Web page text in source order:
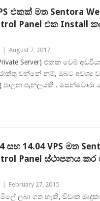
එකක් මත Sentora
Panel එක Install
August 7, 2017
Server) එකක වෙබ්
වන්නේ නම්, ඔබට අවශ්‍ය
පාලන පැනලයකි . සෙන්ටෝරා
සහ 14.04 VPS මත
Panel ස්ථාපනය
February 27, 2015
ලබා ගත හැකි, විවෘත